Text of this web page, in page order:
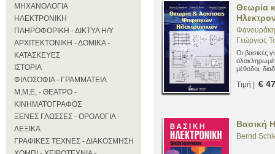
ΜΗΧΑΝΟΛΟΓΙΑ
ΗΛΕΚΤΡΟΝΙΚΗ
ΠΛΗΡΟΦΟΡΙΚΗ - ΔΙΚΤΥΑ Η/Υ
ΑΡΧΙΤΕΚΤΟΝΙΚΗ - ΔΟΜΙΚΑ -
ΚΑΤΑΣΚΕΥΕΣ
ΙΣΤΟΡΙΑ
ΦΙΛΟΣΟΦΙΑ - ΓΡΑΜΜΑΤΕΙΑ
Μ,Μ,Ε, - ΘΕΑΤΡΟ -
ΚΙΝΗΜΑΤΟΓΡΑΦΟΣ
ΞΕΝΕΣ ΓΛΩΣΣΕΣ - ΟΡΟΛΟΓΙΑ
ΛΕΞΙΚΑ
ΓΡΑΦΙΚΕΣ ΤΕΧΝΕΣ - ΔΙΑΚΟΣΜΗΣΗ
Θεωρία
Γεώργιος
Οι βασικές
μέθοδοι,
Τιμή | €
Βασική
Bernd